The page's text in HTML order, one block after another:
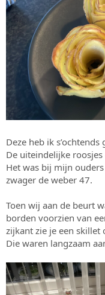
Deze heb ik
De uiteindelijke
Het was bij mijn
zwager de weber 47.
Toen wij aan de beurt
borden voorzien van
zijkant zie je een skillet
Die waren langzaam